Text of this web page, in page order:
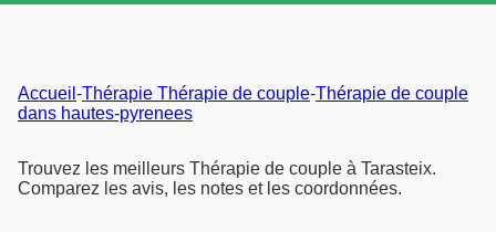
Accueil -Thérapie Thérapie de couple-Thérapie de couple
dans hautes-pyrenees
Trouvez les meilleurs Thérapie de couple à Tarasteix.
Comparez les avis, les notes et les coordonnées.